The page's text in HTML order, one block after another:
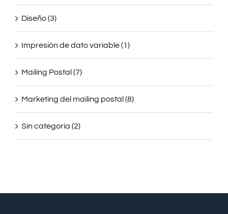
Diseño (3)
Impresión de dato variable (1)
Mailing Postal (7)
Marketing del mailing postal (8)
Sin categoría (2)